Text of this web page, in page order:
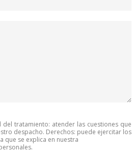
tratamiento: atender las cuestiones que
despacho. Derechos: puede ejercitar los
que se explica en nuestra